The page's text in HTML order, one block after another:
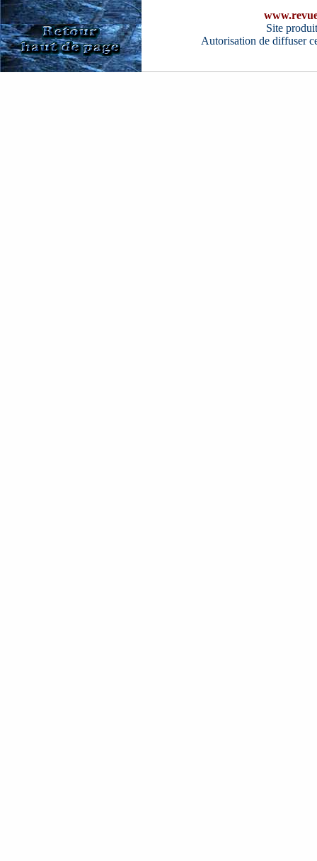
Site
Autorisation de diffuser